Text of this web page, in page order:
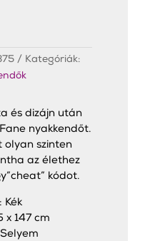
Kategóriák:
és dizájn után
nyakkendőt.
olyan szinten
az élethez
kódot.
Kék
x 147 cm